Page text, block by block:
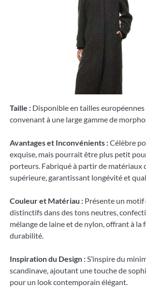
Taille : Disponible en tailles européennes
convenant à une large gamme de
Avantages et Inconvénients :Célèbre
exquise, mais pourrait être plus petit
porteurs. Fabriqué à partir de matériaux
supérieure, garantissant longévité et
Couleur et Matériau : Présente un motif
distinctifs dans des tons neutres,
mélange de laine et de nylon, offrant à la
durabilité.
Inspiration du Design :S’inspire du
scandinave, ajoutant une touche de
pour un look contemporain élégant.